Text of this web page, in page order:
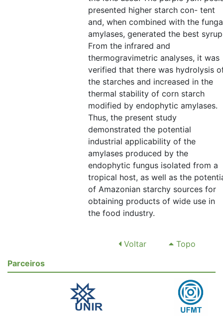
presented higher starch con- tent
and, when combined with the
amylases, generated the best
From the infrared and
thermogravimetric analyses, it was
verified that there was hydrolysis
the starches and increased in the
thermal stability of corn starch
modified by endophytic amylases.
Thus, the present study
demonstrated the potential
industrial applicability of the
amylases produced by the
endophytic fungus isolated from a
tropical host, as well as the
of Amazonian starchy sources for
obtaining products of wide use in
the food industry.
Voltar
Topo
Parceiros